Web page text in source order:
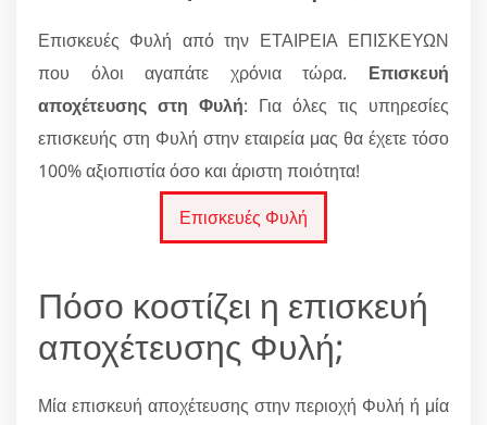
Επισκευές Φυλή από την ΕΤΑΙΡΕΙΑ ΕΠΙΣΚΕΥΩΝ
που όλοι αγαπάτε χρόνια τώρα. Επισκευή
αποχέτευσης στη Φυλή: Για όλες τις υπηρεσίες
επισκευής στη Φυλή στην εταιρεία μας θα έχετε τόσο
100% αξιοπιστία όσο και άριστη ποιότητα!
Επισκευές Φυλή
Πόσο κοστίζει η επισκευή
αποχέτευσης Φυλή;
Μία επισκευή αποχέτευσης στην περιοχή Φυλή ή μία